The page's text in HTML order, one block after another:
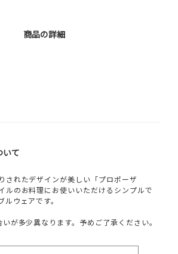
商品の詳細
いて
されたデザインが美しい「プロポーザ
ルのお料理にお使いいただけるシンプルで
ウェアです。
が多少異なります。予めご了承ください。